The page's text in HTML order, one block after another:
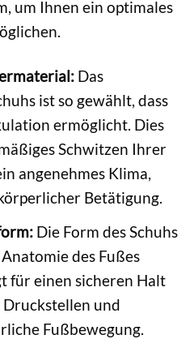
um Ihnen ein optimales
Das
ist so gewählt, dass
ermöglicht. Dies
Schwitzen Ihrer
angenehmes Klima,
Betätigung.
Die Form des Schuhs
des Fußes
für einen sicheren Halt
und
Fußbewegung.